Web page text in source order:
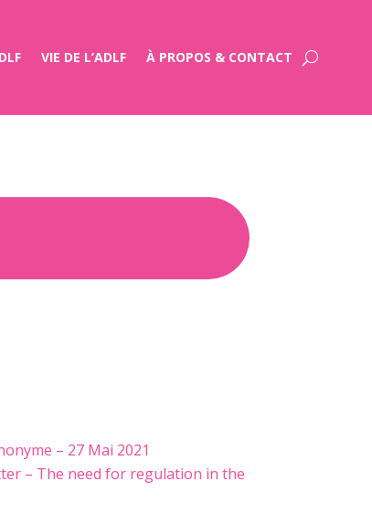
VIE DE L’ADLF À PROPOS & CONTACT
– 27 Mai 2021
– The need for regulation in the